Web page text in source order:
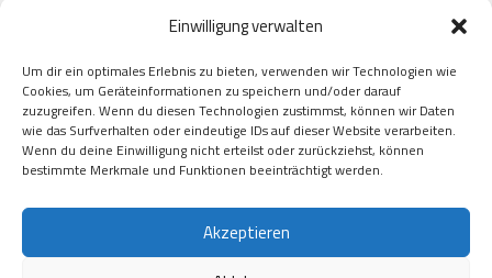
Einwilligung verwalten
Um dir ein optimales Erlebnis zu bieten, verwenden wir Technologien wie
Cookies, um Geräteinformationen zu speichern und/oder darauf
zuzugreifen. Wenn du diesen Technologien zustimmst, können wir Daten
wie das Surfverhalten oder eindeutige IDs auf dieser Website verarbeiten.
Wenn du deine Einwilligung nicht erteilst oder zurückziehst, können
bestimmte Merkmale und Funktionen beeinträchtigt werden.
Akzeptieren
Kauf auf Rechung
Klarna
American Express